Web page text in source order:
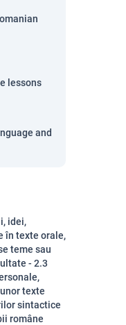
lessons
and
idei,
în texte orale,
teme sau
- 2.3
texte
sintactice
române